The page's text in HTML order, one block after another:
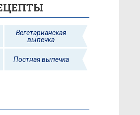
Вегетарианская
выпечка
Постная выпечка